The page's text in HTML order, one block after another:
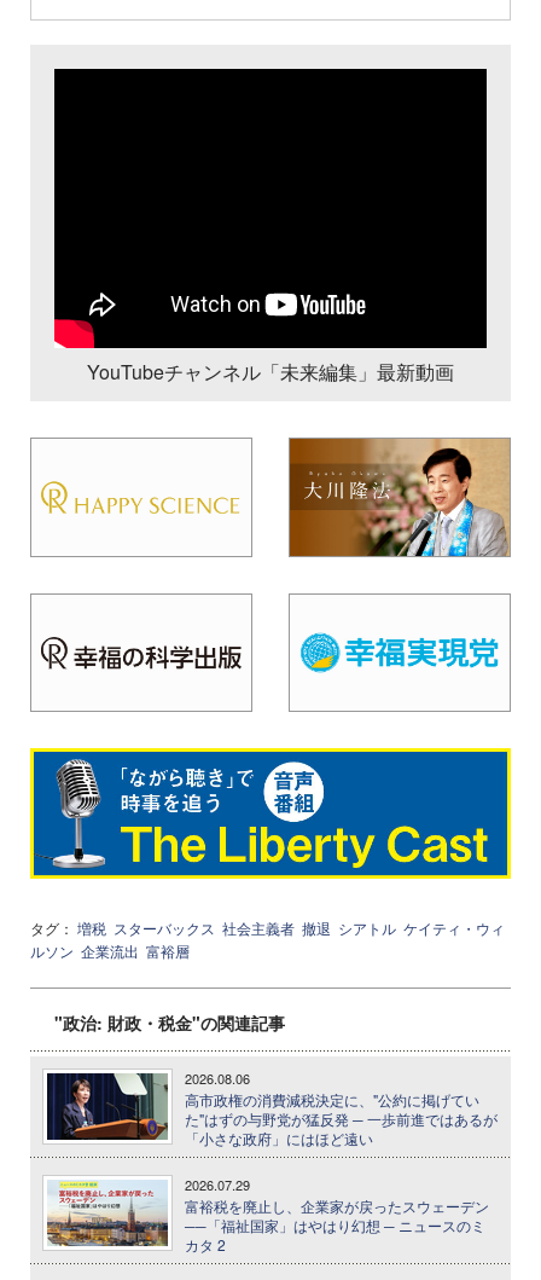
YouTubeチャンネル「未来編集」最新動画
タグ： 増税 スターバックス 社会主義者 撤退 シアトル ケイティ・ウィ
ルソン 企業流出 富裕層
"政治: 財政・税金"の関連記事
2026.08.06
高市政権の消費減税決定に、"公約に掲げてい
た"はずの与野党が猛反発 ─ 一歩前進ではあるが
「小さな政府」にはほど遠い
2026.07.29
富裕税を廃止し、企業家が戻ったスウェーデン
──「福祉国家」はやはり幻想 ─ ニュースのミ
カタ 2